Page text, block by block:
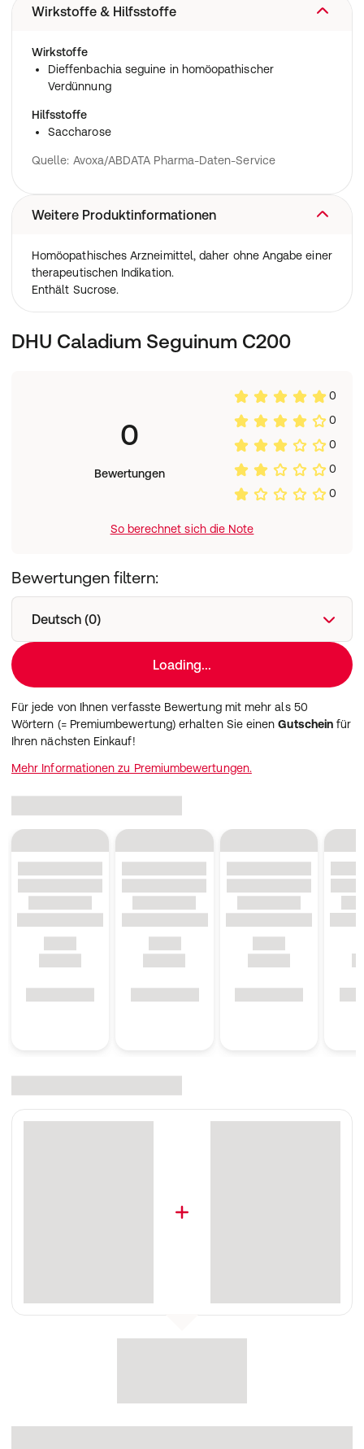
Wirkstoffe & Hilfsstoffe
Wirkstoffe
Dieffenbachia seguine in homöopathischer
Verdünnung
Hilfsstoffe
Saccharose
Quelle: Avoxa/ABDATA Pharma-Daten-Service
Weitere Produktinformationen
Homöopathisches Arzneimittel, daher ohne Angabe einer
therapeutischen Indikation.
Enthält Sucrose.
DHU Caladium Seguinum C200
0
Bewertungen
0
0
0
0
0
So berechnet sich die Note
Bewertungen filtern:
Deutsch (0)
Loading...
Für jede von Ihnen verfasste Bewertung mit mehr als 50
Wörtern (= Premiumbewertung) erhalten Sie einenGutschein für
Ihren nächsten Einkauf!
Mehr Informationen zu Premiumbewertungen.